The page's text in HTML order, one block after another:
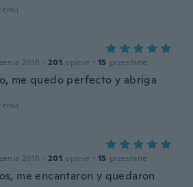
2018 · 201 opinie · 15 przesłane
me quedo perfecto y abriga
2018 · 201 opinie · 15 przesłane
me encantaron y quedaron